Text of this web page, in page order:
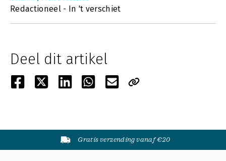
Redactioneel - In 't verschiet
Deel dit artikel
Gratis verzending vanaf €20